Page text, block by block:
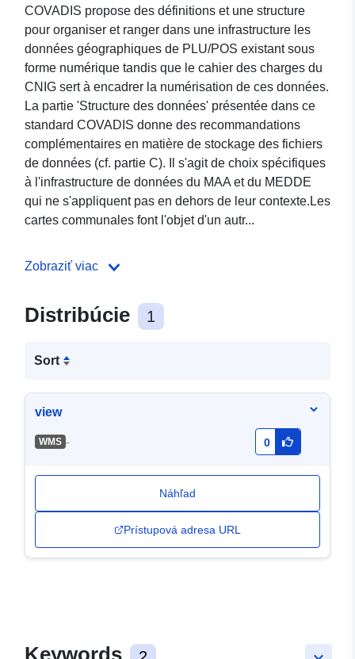
COVADIS propose des définitions et une structure
pour organiser et ranger dans une infrastructure les
données géographiques de PLU/POS existant sous
forme numérique tandis que le cahier des charges du
CNIG sert à encadrer la numérisation de ces données.
La partie 'Structure des données' présentée dans ce
standard COVADIS donne des recommandations
complémentaires en matière de stockage des fichiers
de données (cf. partie C). Il s'agit de choix spécifiques
à l'infrastructure de données du MAA et du MEDDE
qui ne s'appliquent pas en dehors de leur contexte.Les
cartes communales font l'objet d'un autr...
Zobraziť viac
Distribúcie 1
Sort
view
WMS - 0
Náhľad
Prístupová adresa URL